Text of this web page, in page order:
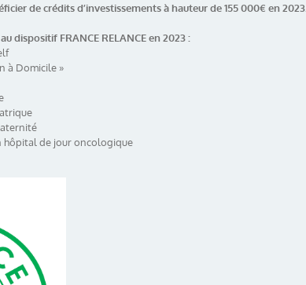
de crédits d’investissements à hauteur de 155 000€ en 2023.
dispositif FRANCE RELANCE en 2023 :
à Domicile »
hôpital de jour oncologique